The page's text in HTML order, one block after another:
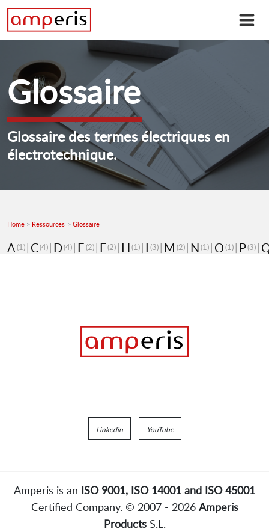
Glossaire
Glossaire des termes électriques en
électrotechnique.
Home Ressources Glossaire
A(1) C(4) D(4) E(2) F(2) H(1) I (3) M (2) N(1) O(1) P(3)
Linkedin YouTube
Amperis is an ISO 9001, ISO 14001 and ISO 45001
Certified Company. © 2007 - 2026 Amperis
ProductsS.L.